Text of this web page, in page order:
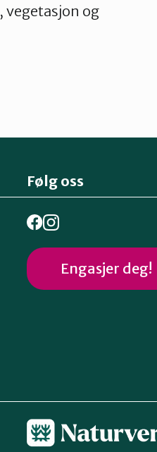
vegetasjon og
Følg oss
Engasjer deg!